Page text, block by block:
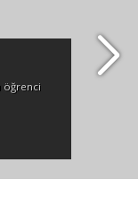
öğrenci